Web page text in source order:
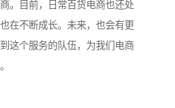
。目前，日常百货电商也还处
在不断成长。未来，也会有更
这个服务的队伍，为我们电商